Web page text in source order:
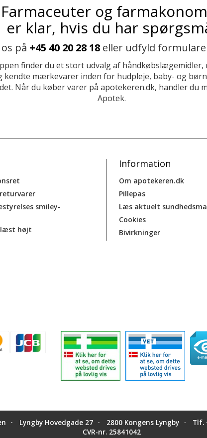
Farmaceuter og
er klar, hvis du har
på +45 40 20 28 18 eller udfyld
finder du et stort udvalg af håndkøbslægemidler,
kendte mærkevarer inden for hudpleje, baby- og
Når du køber varer på apotekeren.dk, handler du
Apotek.
smiley-
læst højt
Information
Om apotekeren.dk
Pillepas
Læs aktuelt
Cookies
Bivirkninger
Lyngby Hovedgade 27 2800 Kongens Lyngby Tlf.
CVR-nr. 25841042